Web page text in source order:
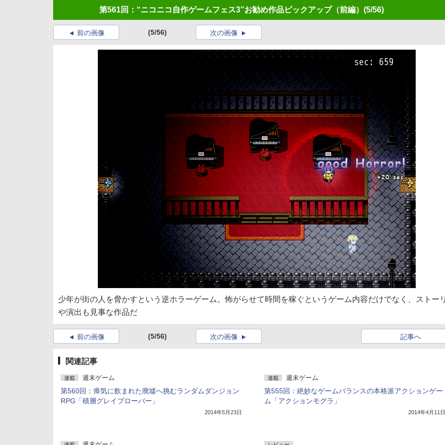
第561回：“ニコニコ自作ゲームフェス3”お勧め作品ピックアップ（前編） (5/56)
前の画像 (5/56) 次の画像
少年が街の人を脅かすという逆ホラーゲーム。怖がらせて時間を稼ぐというゲーム内容だけでなく、ストー
や演出も見事な作品だ
前の画像 (5/56) 記事へ
次の画像
関連記事
連載 週末ゲーム
第560回：瘴気に飲まれた廃墟へ挑むランダムダンジョン
RPG「積層グレイブローバー」
2014年5月23日
連載 週末ゲーム
第555回：絶妙なゲームバランスの本格派アクションゲー
ム「アクションモグラ」
2014年4月11日